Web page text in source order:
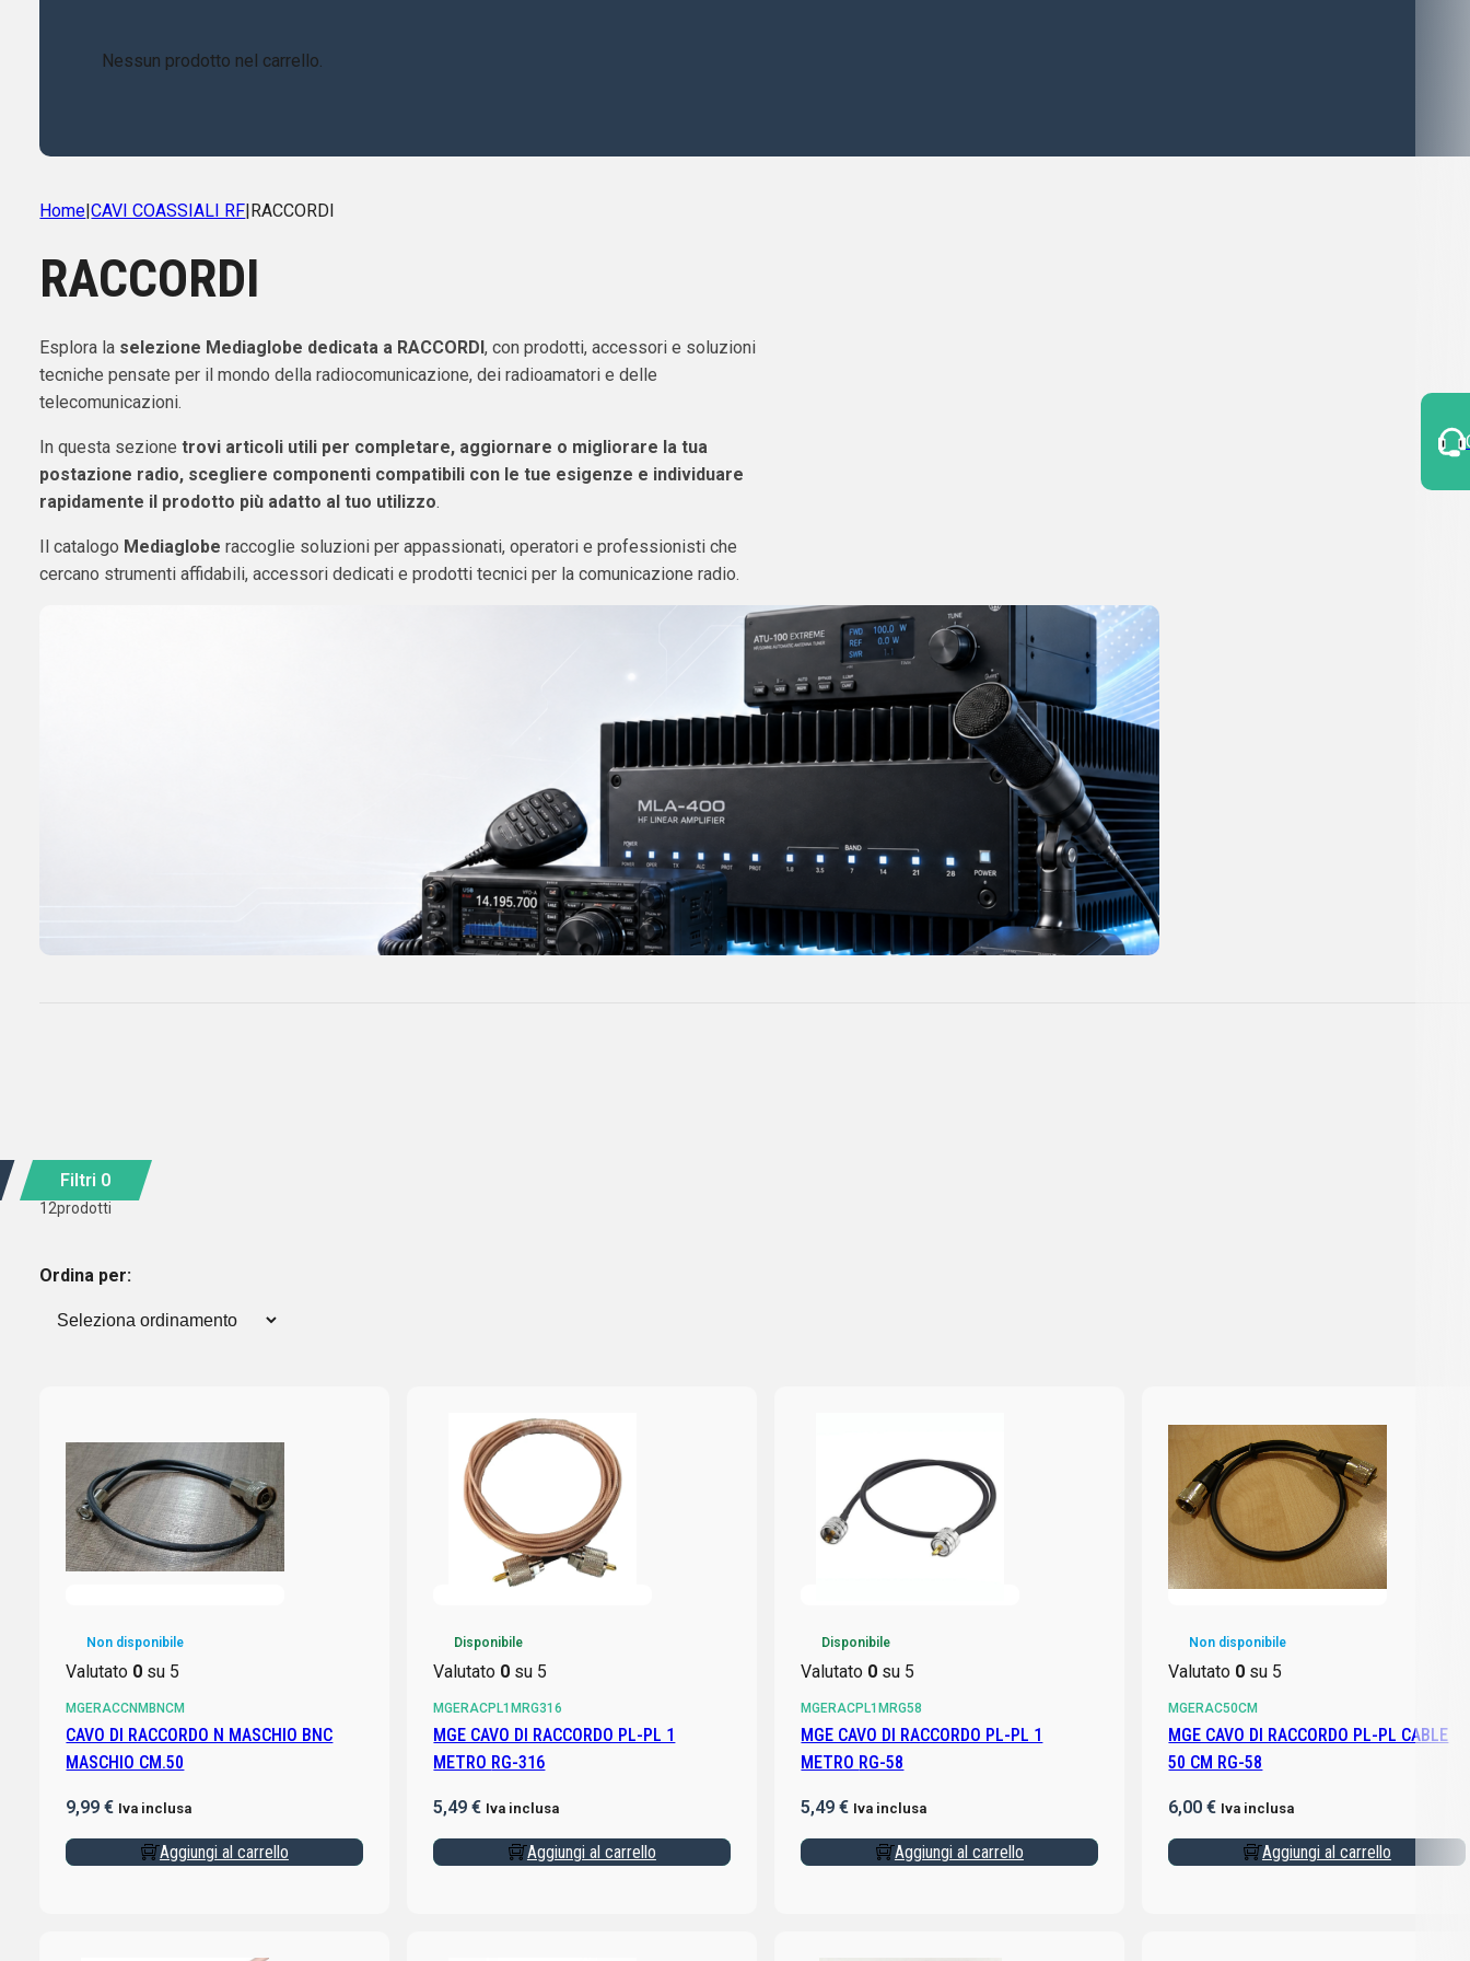
Nessun prodotto nel carrello.
Home|CAVI COASSIALI RF|RACCORDI
RACCORDI
Esplora la selezione Mediaglobe dedicata a RACCORDI, con prodotti, accessori e soluzioni
tecniche pensate per il mondo della radiocomunicazione, dei radioamatori e delle
telecomunicazioni.
In questa sezionetrovi articoli utili per completare, aggiornare o migliorare la tua
postazione radio, scegliere componenti compatibili con le tue esigenze e individuare
rapidamente il prodotto più adatto al tuo utilizzo.
Il catalogo Mediaglobe raccoglie soluzioni per appassionati, operatori e professionisti che
cercano strumenti affidabili, accessori dedicati e prodotti tecnici per la comunicazione radio.
Filtri 0
12prodotti
Ordina per:
Non disponibile
Valutato 0 su 5
MGERACCNMBNCM
CAVO DI RACCORDO N MASCHIO BNC
MASCHIO CM.50
9,99€ Iva inclusa
Aggiungi al carrello
Disponibile
Valutato 0 su 5
MGERACPL1MRG316
MGE CAVO DI RACCORDO PL-PL 1
METRO RG-316
5,49€ Iva inclusa
Aggiungi al carrello
Disponibile
Valutato 0 su 5
MGERACPL1MRG58
MGE CAVO DI RACCORDO PL-PL 1
METRO RG-58
5,49€ Iva inclusa
Aggiungi al carrello
Non disponibile
Valutato 0 su 5
MGERAC50CM
MGE CAVO DI RACCORDO PL-PL CABLE
50 CM RG-58
6,00€ Iva inclusa
Aggiungi al carrello